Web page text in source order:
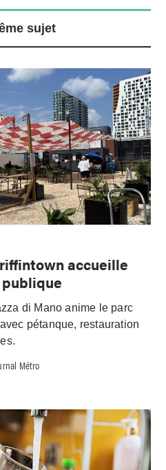
sujet
accueille
di Mano anime le parc
pétanque, restauration
Métro